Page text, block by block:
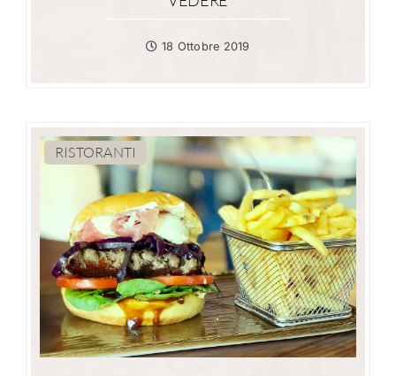
18 Ottobre 2019
RISTORANTI